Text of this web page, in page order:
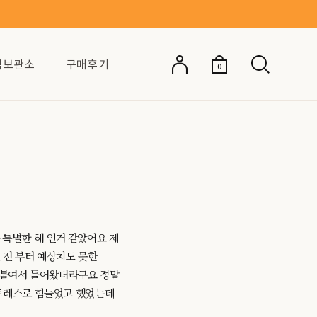
관소 구매후기 0
별한 해 인거 같았어요 제
부터 예상치도 못한
여서 들어왔더라구요 정말
스로 힘들었고 했었는데